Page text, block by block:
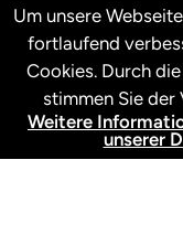
Um unsere
fortlaufend
Cookies. Durch
stimmen Sie der
Weitere
unserer